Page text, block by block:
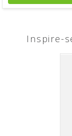
Inspire-